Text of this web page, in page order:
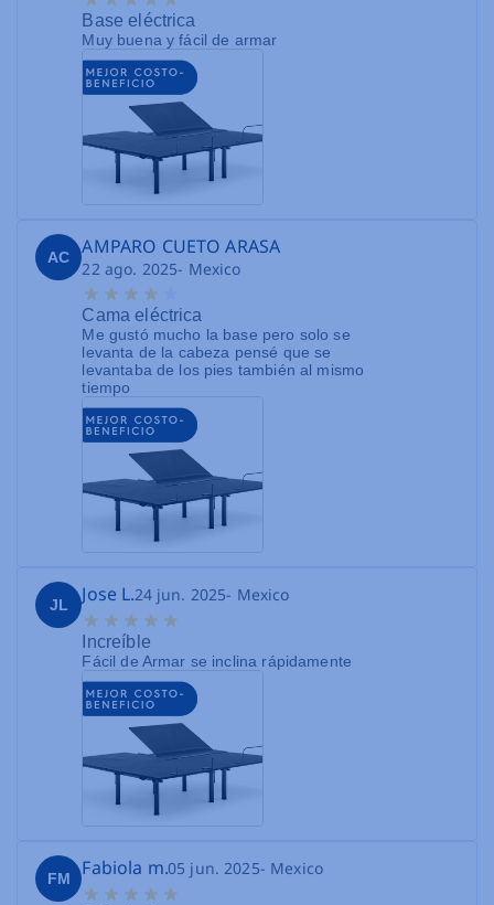
Base eléctrica
Muy buena y fácil de armar
AC AMPARO CUETO ARASA
22 ago. 2025- Mexico
Cama eléctrica
Me gustó mucho la base pero solo se
levanta de la cabeza pensé que se
levantaba de los pies también al mismo
tiempo
JL Jose L.24 jun. 2025- Mexico
Increíble
Fácil de Armar se inclina rápidamente
FM Fabiola m.05 jun. 2025- Mexico